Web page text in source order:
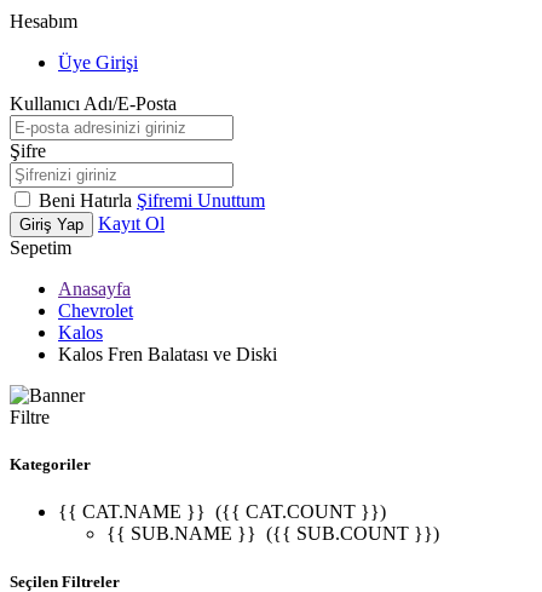
Hesabım
Üye Girişi
Kullanıcı Adı/E-Posta
Şifre
Beni Hatırla Şifremi Unuttum
Giriş Yap
Kayıt Ol
Sepetim
Anasayfa
Chevrolet
Kalos
Kalos Fren Balatası ve Diski
Filtre
Kategoriler
{{ CAT.NAME }} ({{ CAT.COUNT }})
{{ SUB.NAME }} ({{ SUB.COUNT }})
Seçilen Filtreler